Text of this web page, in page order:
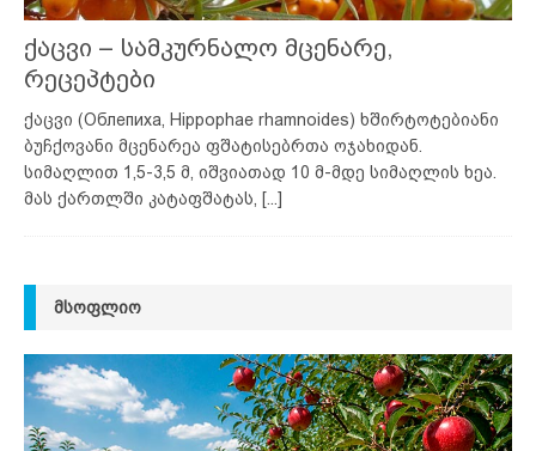
ქაცვი – სამკურნალო მცენარე,
რეცეპტები
ქაცვი (Облепиха, Hippophae rhamnoides) ხშირტოტებიანი
ბუჩქოვანი მცენარეა ფშატისებრთა ოჯახიდან.
სიმაღლით 1,5-3,5 მ, იშვიათად 10 მ-მდე სიმაღლის ხეა.
მას ქართლში კატაფშატას,
[...]
ᲛᲡᲝᲤᲚᲘᲝ